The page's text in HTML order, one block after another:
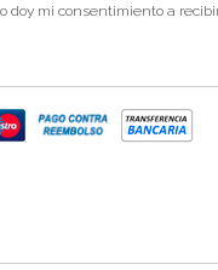
doy mi consentimiento a